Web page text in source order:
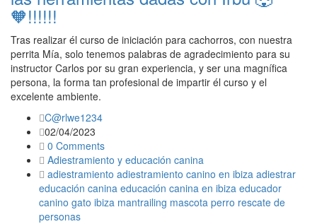
🧡!!!!!!
Tras realizar él curso de iniciación para cachorros, con nuestra
perrita Mía, solo tenemos palabras de agradecimiento para su
instructor Carlos por su gran experiencia, y ser una magnífica
persona, la forma tan profesional de impartir él curso y el
excelente ambiente.
C@rlwe1234
02/04/2023
0 Comments
Adiestramiento y educación canina
adiestramiento adiestramiento canino en ibiza adiestrar
educación canina educación canina en ibiza educador
canino gato ibiza mantrailing mascota perro rescate de
personas